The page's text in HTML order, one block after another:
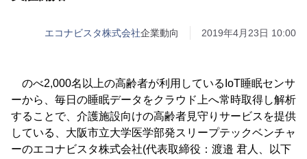
エコナビスタ株式会社企業動向 2019年4月23日 10:00
のべ2,000名以上の高齢者が利用しているIoT睡眠センサ
ーから、毎日の睡眠データをクラウド上へ常時取得し解析
することで、介護施設向けの高齢者見守りサービスを提供
している、大阪市立大学医学部発スリープテックベンチャ
ーのエコナビスタ株式会社(代表取締役：渡邉 君人、以下